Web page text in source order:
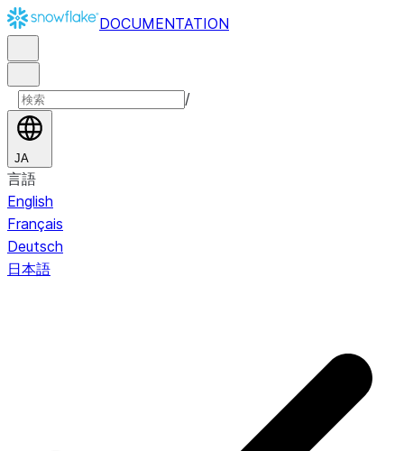
DOCUMENTATION
/
JA
言語
English
Français
Deutsch
日本語